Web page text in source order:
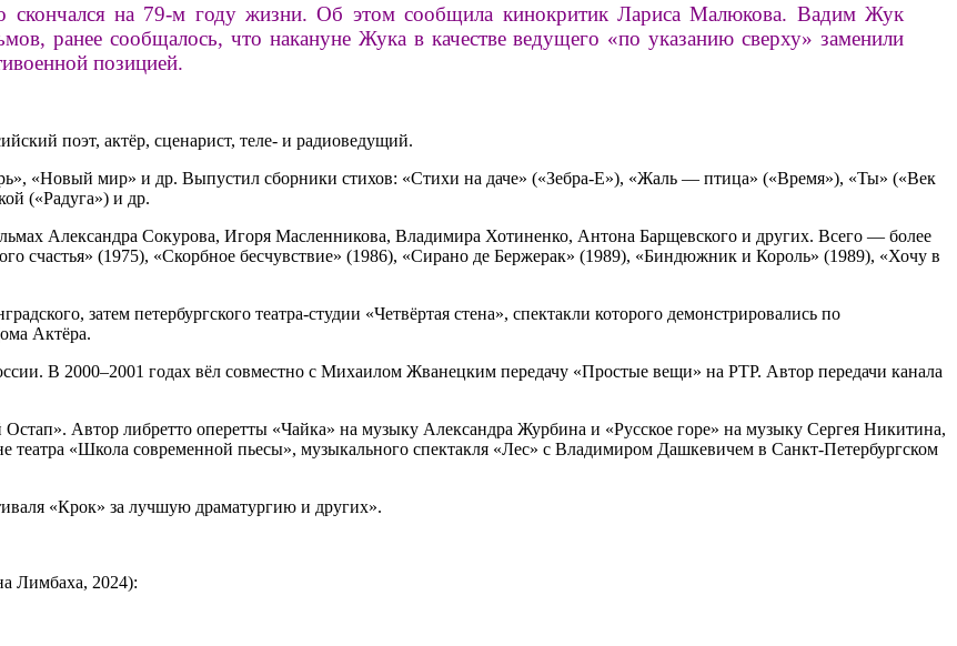
скончался на 79-м году жизни. Об этом сообщила кинокритик Лариса Малюкова. Вадим Жук
ранее сообщалось, что накануне Жука в качестве ведущего «по указанию сверху» заменили
позицией.
поэт, актёр, сценарист, теле- и радиоведущий.
«Новый мир» и др. Выпустил сборники стихов: «Стихи на даче» («Зебра-Е»), «Жаль — птица» («Время»), «Ты» («Век
(«Радуга») и др.
Александра Сокурова, Игоря Масленникова, Владимира Хотиненко, Антона Барщевского и других. Всего — более
счастья» (1975), «Скорбное бесчувствие» (1986), «Сирано де Бержерак» (1989), «Биндюжник и Король» (1989), «Хочу в
затем петербургского театра-студии «Четвёртая стена», спектакли которого демонстрировались по
Актёра.
В 2000–2001 годах вёл совместно с Михаилом Жванецким передачу «Простые вещи» на РТР. Автор передачи канала
Автор либретто оперетты «Чайка» на музыку Александра Журбина и «Русское горе» на музыку Сергея Никитина,
«Школа современной пьесы», музыкального спектакля «Лес» с Владимиром Дашкевичем в Санкт-Петербургском
«Крок» за лучшую драматургию и других».
Лимбаха, 2024):